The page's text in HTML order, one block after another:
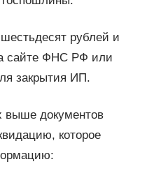
рублей и
сайте ФНС РФ или
закрытия ИП.
выше документов
которое